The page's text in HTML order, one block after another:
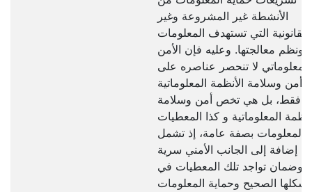
الأنشطة غير المشروعة وغير
القانونية التي تستهدف المعلومات
ونظم معالجتها. وعليه فإن الأمن
المعلوماتي لا تنحصر عناصره على
أمن وسلامة الأنظمة المعلوماتية
فقط، بل هي تخص أمن وسلامة
المعلوماتية و كذا المعطيات
والمعلومات بصفة عامة، إذ تشمل
إضافة إلى الجانب الأمني سرية
وضمان تواجد تلك المعطيات في
شكلها الصحيح وحماية المعلومات